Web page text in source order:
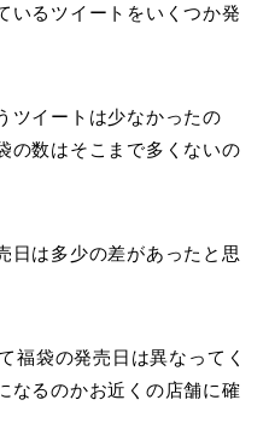
いるツイートをいくつか発
ツイートは少なかったの
の数はそこまで多くないの
日は多少の差があったと思
福袋の発売日は異なってく
なるのかお近くの店舗に確